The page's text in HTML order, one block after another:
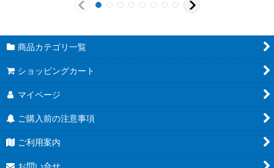
商品カテゴリ一覧
ショッピングカート
マイページ
ご購入前の注意事項
ご利用案内